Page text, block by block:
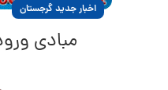
اخبار جدید گرجستان
مبادی